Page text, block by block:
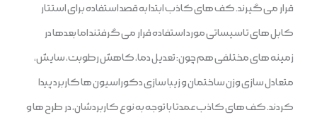
قرار می گیرند. کف های کاذب ابتدا به قصد استفاده برای استتار
کابل های تاسیساتی مورد استفاده قرار می گرفتند اما بعدها در
زمینه های مختلفی هم چون: تعدیل دما، کاهش رطوبت، سایش،
متعادل سازی وزن ساختمان و زیبا سازی دکوراسیون ها کاربرد پیدا
کردند. کف های کاذب عمدتا با توجه به نوع کاربردشان، در طرح ها و